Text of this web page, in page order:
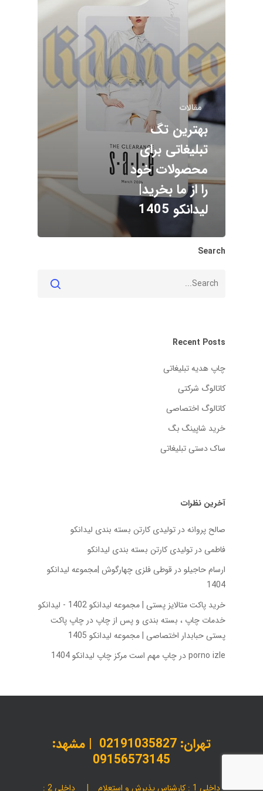
مقالات
بهترین تگ
تبلیغاتی برای
محصولات خود
را از ما بخرید|
لیدانکو 1405
Search
Recent Posts
چاپ هدیه تبلیغاتی
کاتالوگ شرکتی
کاتالوگ اختصاصی
خرید شاپینگ بگ
ساک دستی تبلیغاتی
آخرین نظرات
صالح پروانهدر تولیدی کارتن بسته‌ بندی لیدانکو
فاطمیدر تولیدی کارتن بسته‌ بندی لیدانکو
ارسام حاجیلودر قوطی فلزی چهارگوش |مجموعه لیدانکو
1404
خرید پاکت متالایز پستی | مجموعه لیدانکو 1402 - لیدانکو
خدمات چاپ ، بسته بندی و پس از چاپ در چاپ پاکت
پستی حبابدار اختصاصی | مجموعه لیدانکو 1405
porno izleدر چاپ مهم است مرکز چاپ لیدانکو 1404
تهران: 02191035827 | مشهد:
09156573145
داخلی 1 : کارشناس پذیرش و استعلام | داخلی 2 :